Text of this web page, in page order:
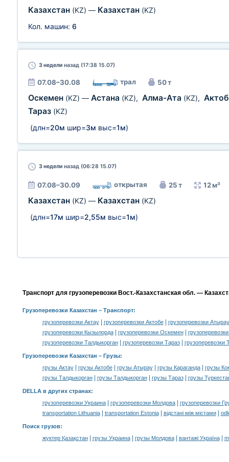
Казахстан (KZ) — Казахстан (KZ)
Кол. машин: 6
3 недели назад (17:38 15.07)
07.08–30.08 трал 50 т
Оскемен (KZ) — Астана (KZ), Алма-Ата (KZ),
Тараз (KZ)
(длн=20м шир=3м выс=1м)
3 недели назад (06:28 15.07)
07.08–30.09 открытая 25 т 12 м³
Казахстан (KZ) — Казахстан (KZ)
(длн=17м шир=2,55м выс=1м)
Транспорт для грузоперевозки Вост.-Казахстанская обл. —
Грузоперевозки Казахстан – Транспорт:
грузоперевозки Актау| грузоперевозки Актобе|
грузоперевозки Атырау
грузоперевозки Кызылорда| грузоперевозки Оскемен|
грузоперевозки Талдыкорган| грузоперевозки Тараз| грузоперевозки
Грузоперевозки Казахстан – Грузы:
грузы Актау| грузы Актобе| грузы Атырау| грузы Караганда|
грузы
грузы Талдыкорган| грузы Талдыкорган| грузы Тараз| грузы
DELLA в других странах:
грузоперевозки Украина| грузоперевозки Молдова|
грузоперевозки
transportation Lithuania| transportation Estonia| відстані між містами|
Поиск грузов:
жүктер Қазақстан| грузы Украина| грузы Молдова| вантажі Україна|